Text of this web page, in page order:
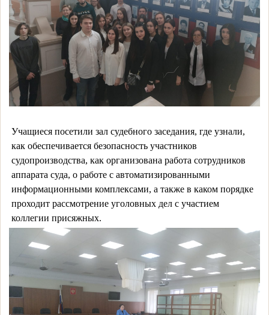
Учащиеся посетили зал судебного заседания, где узнали,
как обеспечивается безопасность участников
судопроизводства, как организована работа сотрудников
аппарата суда, о работе с автоматизированными
информационными комплексами, а также в каком порядке
проходит рассмотрение уголовных дел с участием
коллегии присяжных.